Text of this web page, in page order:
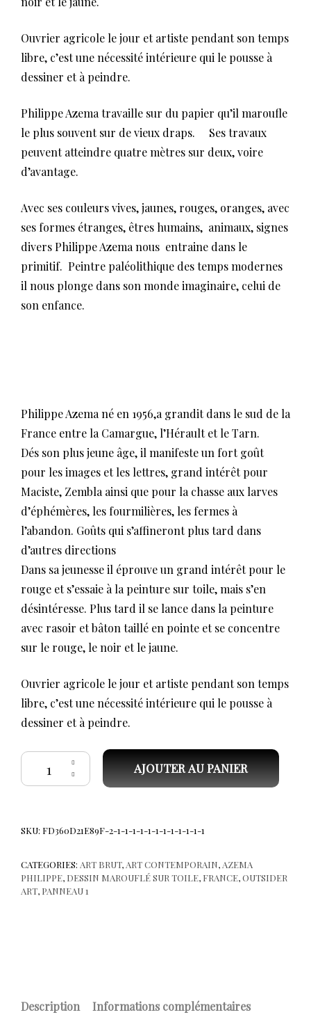
Ouvrier agricole le jour et artiste pendant son temps
libre, c’est une nécessité intérieure qui le pousse à
dessiner et à peindre.
Philippe Azema travaille sur du papier qu’il maroufle
le plus souvent sur de vieux draps. Ses travaux
peuvent atteindre quatre mètres sur deux, voire
d’avantage.
Avec ses couleurs vives, jaunes, rouges, oranges, avec
ses formes étranges, êtres humains, animaux, signes
divers Philippe Azema nous entraine dans le
primitif. Peintre paléolithique des temps modernes
il nous plonge dans son monde imaginaire, celui de
son enfance.
Philippe Azema né en 1956,a grandit dans le sud de la
France entre la Camargue, l’Hérault et le Tarn.
Dés son plus jeune âge, il manifeste un fort goût
pour les images et les lettres, grand intérêt pour
Maciste, Zembla ainsi que pour la chasse aux larves
d’éphémères, les fourmilières, les fermes à
l’abandon. Goûts qui s’affineront plus tard dans
d’autres directions
Dans sa jeunesse il éprouve un grand intérêt pour le
rouge et s’essaie à la peinture sur toile, mais s’en
désintéresse. Plus tard il se lance dans la peinture
avec rasoir et bâton taillé en pointe et se concentre
sur le rouge, le noir et le jaune.
Ouvrier agricole le jour et artiste pendant son temps
libre, c’est une nécessité intérieure qui le pousse à
dessiner et à peindre.
quantité de Philippe Azema." Plasmes ivres d'eau ". P16
AJOUTER AU PANIER
SKU: FD360D21E89F-2-1-1-1-1-1-1-1-1-1-1-1-1
CATEGORIES: ART BRUT, ART CONTEMPORAIN, AZEMA
PHILIPPE, DESSIN MAROUFLÉ SUR TOILE, FRANCE,OUTSIDER
ART, PANNEAU 1
Description Informations complémentaires